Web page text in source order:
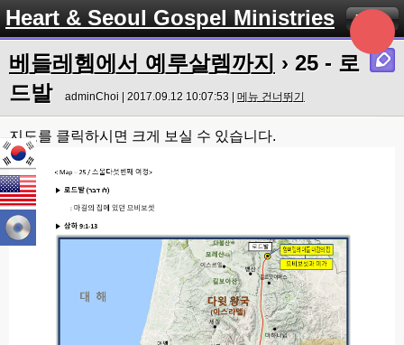
Heart & Seoul Gospel Ministries Menu
베들레헴에서 예루살렘까지 › 25 - 로
드발
adminChoi | 2017.09.12 10:07:53 | 메뉴 건너뛰기
지도를 클릭하시면 크게 보실 수 있습니다.